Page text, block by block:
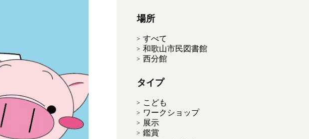
場所
すべて
和歌山市民図書館
西分館
タイプ
こども
ワークショップ
展示
鑑賞